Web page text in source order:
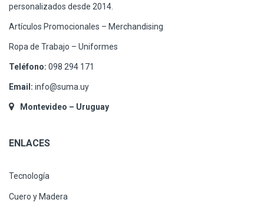
personalizados desde 2014.
Artículos Promocionales – Merchandising
Ropa de Trabajo – Uniformes
Teléfono: 098 294 171
Email: info@suma.uy
Montevideo – Uruguay
ENLACES
Tecnología
Cuero y Madera